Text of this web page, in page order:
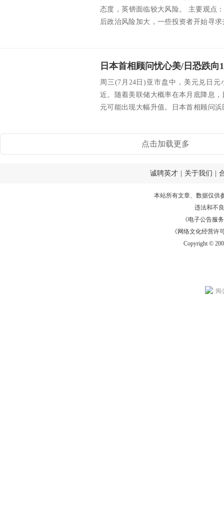
态度，英镑面临较大风险。 主要观点
后政治风险加大，一些投资者开始寻
周三(7月24日)亚市盘中，美元兑日元
近。随着美联储大概率在本月底降息
元可能出现大幅升值。日本首相顾问
点击加载更多
诚聘英才 关于我们
本站所有文章、数据仅供
违法和不
《电子公告服务
《网络文化经营许
Copyright ©
闽